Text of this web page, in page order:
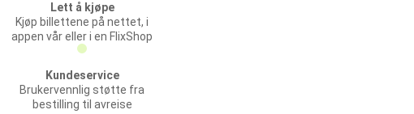
Lett å kjøpe
Kjøp billettene på nettet, i
appen vår eller i en FlixShop
Kundeservice
Brukervennlig støtte fra
bestilling til avreise